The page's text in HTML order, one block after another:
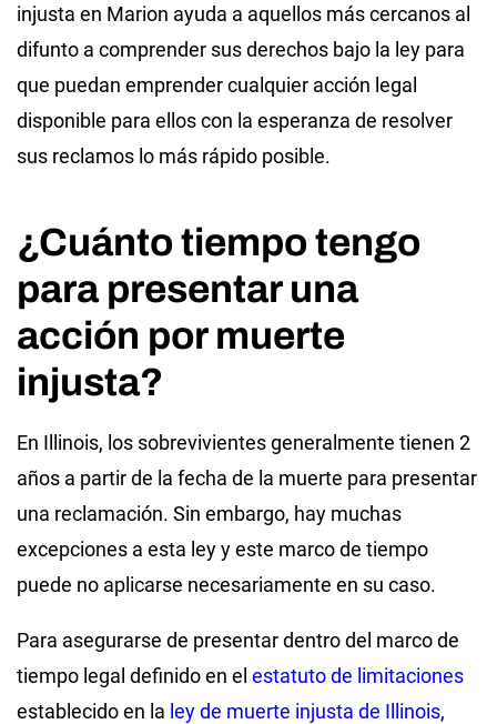
injusta en Marion ayuda a aquellos más cercanos al
difunto a comprender sus derechos bajo la ley para
que puedan emprender cualquier acción legal
disponible para ellos con la esperanza de resolver
sus reclamos lo más rápido posible.
¿Cuánto tiempo tengo
para presentar una
acción por muerte
injusta?
En Illinois, los sobrevivientes generalmente tienen 2
años a partir de la fecha de la muerte para presentar
una reclamación. Sin embargo, hay muchas
excepciones a esta ley y este marco de tiempo
puede no aplicarse necesariamente en su caso.
Para asegurarse de presentar dentro del marco de
tiempo legal definido en el estatuto de limitaciones
establecido en la ley de muerte injusta de Illinois,